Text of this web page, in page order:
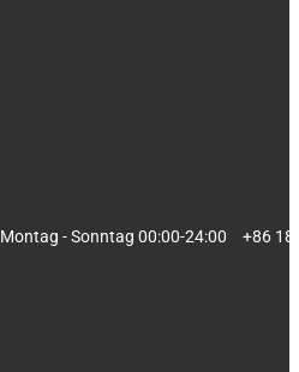
Montag - Sonntag 00:00-24:00 +86